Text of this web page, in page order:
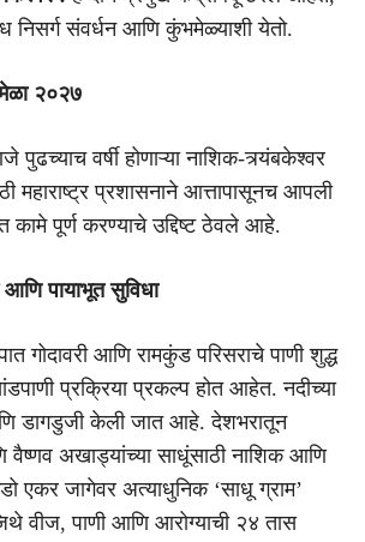
निसर्ग संवर्धन आणि कुंभमेळ्याशी येतो.
२०२७
वर्षी होणाऱ्या नाशिक-त्र्यंबकेश्वर
महाराष्ट्र प्रशासनाने आत्तापासूनच आपली
कामे पूर्ण करण्याचे उद्दिष्ट ठेवले आहे.
पायाभूत सुविधा
गोदावरी आणि रामकुंड परिसराचे पाणी शुद्ध
प्रक्रिया प्रकल्प होत आहेत. नदीच्या
डागडुजी केली जात आहे. देशभरातून
वैष्णव अखाड्यांच्या साधूंसाठी नाशिक आणि
एकर जागेवर अत्याधुनिक ‘साधू ग्राम’
वीज, पाणी आणि आरोग्याची २४ तास